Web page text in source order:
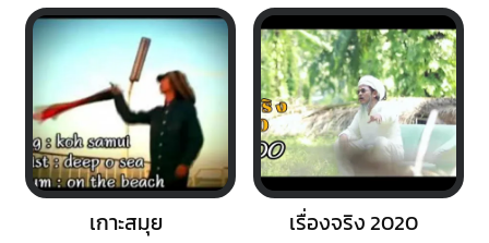
เกาะสมุย เรื่องจริง 2020